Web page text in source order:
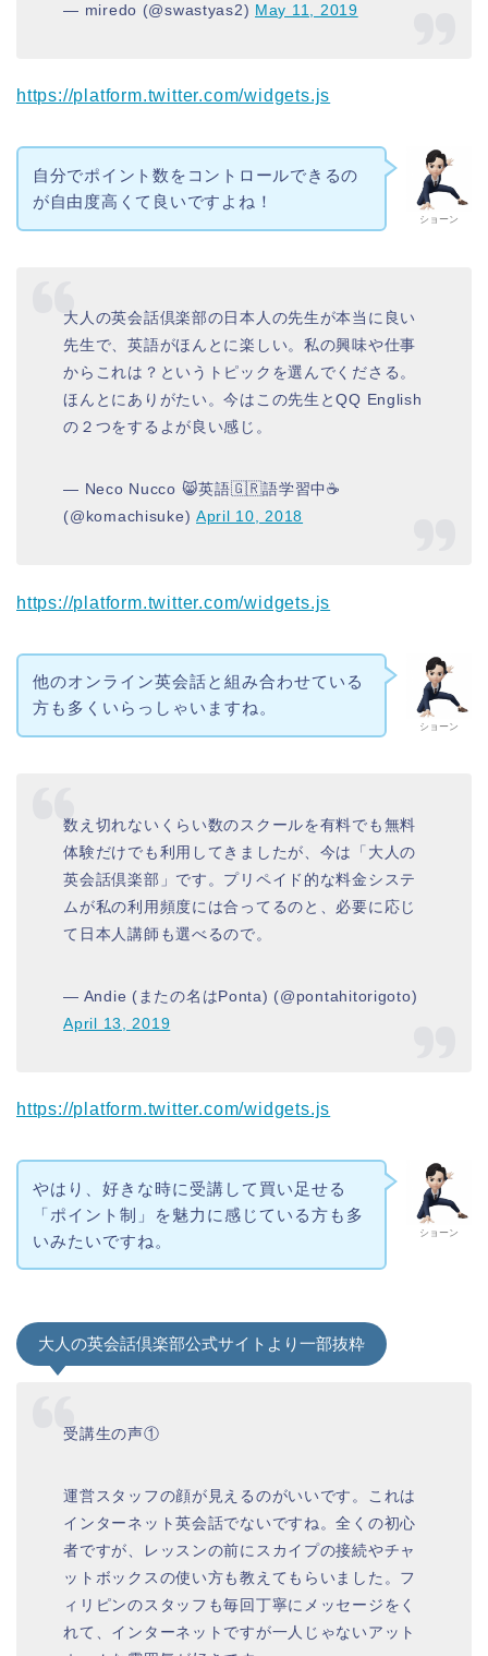
— miredo (@swastyas2) May 11, 2019
https://platform.twitter.com/widgets.js
ショーン
自分でポイント数をコントロールできるの
が自由度高くて良いですよね！
大人の英会話倶楽部の日本人の先生が本当に良い
先生で、英語がほんとに楽しい。私の興味や仕事
からこれは？というトピックを選んでくださる。
ほんとにありがたい。今はこの先生とQQ English
の２つをするよが良い感じ。
— Neco Nucco 😸英語🇬🇷語学習中☕️
(@komachisuke) April 10, 2018
https://platform.twitter.com/widgets.js
ショーン
他のオンライン英会話と組み合わせている
方も多くいらっしゃいますね。
数え切れないくらい数のスクールを有料でも無料
体験だけでも利用してきましたが、今は「大人の
英会話倶楽部」です。プリペイド的な料金システ
ムが私の利用頻度には合ってるのと、必要に応じ
て日本人講師も選べるので。
— Andie (またの名はPonta) (@pontahitorigoto)
April 13, 2019
https://platform.twitter.com/widgets.js
ショーン
やはり、好きな時に受講して買い足せる
「ポイント制」を魅力に感じている方も多
いみたいですね。
大人の英会話倶楽部公式サイトより一部抜粋
受講生の声①
運営スタッフの顔が見えるのがいいです。これは
インターネット英会話でないですね。全くの初心
者ですが、レッスンの前にスカイプの接続やチャ
ットボックスの使い方も教えてもらいました。フ
ィリピンのスタッフも毎回丁寧にメッセージをく
れて、インターネットですが一人じゃないアット